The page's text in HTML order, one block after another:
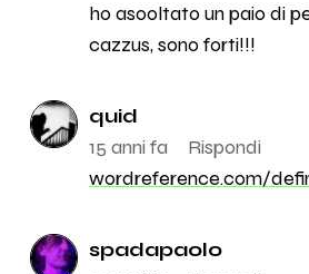
ho asooltato un paio di
cazzus, sono forti!!!
quid
15 anni fa
Rispondi
wordreference.com/
spadapaolo